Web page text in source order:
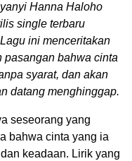
Hanna Haloho
single terbaru
ini menceritakan
pasangan bahwa cinta
syarat, dan akan
datang menghinggap.
seseorang yang
bahwa cinta yang ia
keadaan. Lirik yang